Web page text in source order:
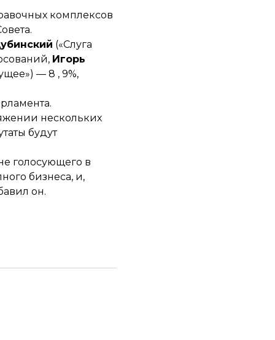
комплексов
(«Слуга
Игорь
— 8 , 9%,
нескольких
будут
голосующего в
бизнеса, и,
он.